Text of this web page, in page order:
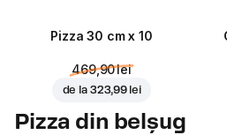
Pizza 30 cm x 10
469,90 lei
de la 323,99 lei
Pizza din belșug